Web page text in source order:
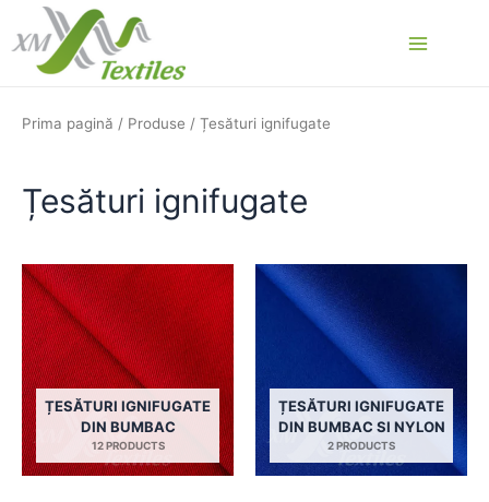
content
Prima pagină / Produse / Țesături ignifugate
Țesături ignifugate
ȚESĂTURI IGNIFUGATE
DIN BUMBAC
12 PRODUCTS
ȚESĂTURI IGNIFUGATE
DIN BUMBAC SI NYLON
2 PRODUCTS